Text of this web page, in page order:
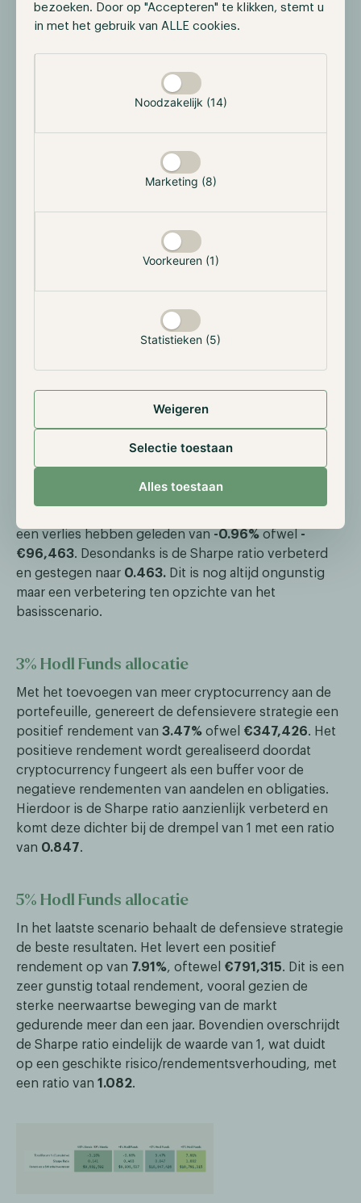
bezoeken. Door op "Accepteren" te klikken, stemt u
in met het gebruik van ALLE cookies.
Noodzakelijk (14)
Marketing (8)
Voorkeuren (1)
Statistieken (5)
Weigeren
Selectie toestaan
Alles toestaan
Cryptocurrency toevoegen aan een
institutionele 60/40 portefeuille
Institutionele investeerders zijn voorzichtiger en
portefeuille in obligaties en 40% in aandelen, met
dezelfde indexen als referentie. In de genoemde
. Hierdoor is de Sharpe ratio relatief laag en
. Dit geeft aan dat het behaalde
beschouwd als een relatief "veilige investering",
echter leidde deze categorie in de afgelopen periode
1% Hodl Funds allocatie
In de risicomijdende portefeuille van institutionele
een verlies hebben geleden van -0.96% ofwel -
€96,463. Desondanks is de Sharpe ratio verbeterd
en gestegen naar 0.463. Dit is nog altijd ongunstig
maar een verbetering ten opzichte van het
basisscenario.
3% Hodl Funds allocatie
Met het toevoegen van meer cryptocurrency aan de
portefeuille, genereert de defensievere strategie een
positief rendement van 3.47% ofwel €347,426. Het
positieve rendement wordt gerealiseerd doordat
cryptocurrency fungeert als een buffer voor de
negatieve rendementen van aandelen en obligaties.
Hierdoor is de Sharpe ratio aanzienlijk verbeterd en
komt deze dichter bij de drempel van 1 met een ratio
van 0.847.
5% Hodl Funds allocatie
In het laatste scenario behaalt de defensieve strategie
de beste resultaten. Het levert een positief
rendement op van 7.91%, oftewel €791,315. Dit is een
zeer gunstig totaal rendement, vooral gezien de
sterke neerwaartse beweging van de markt
gedurende meer dan een jaar. Bovendien overschrijdt
de Sharpe ratio eindelijk de waarde van 1, wat duidt
op een geschikte risico/rendementsverhouding, met
een ratio van 1.082.